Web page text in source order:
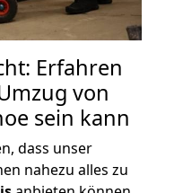
Erfahren
von
sein kann
dass unser
nahezu alles zu